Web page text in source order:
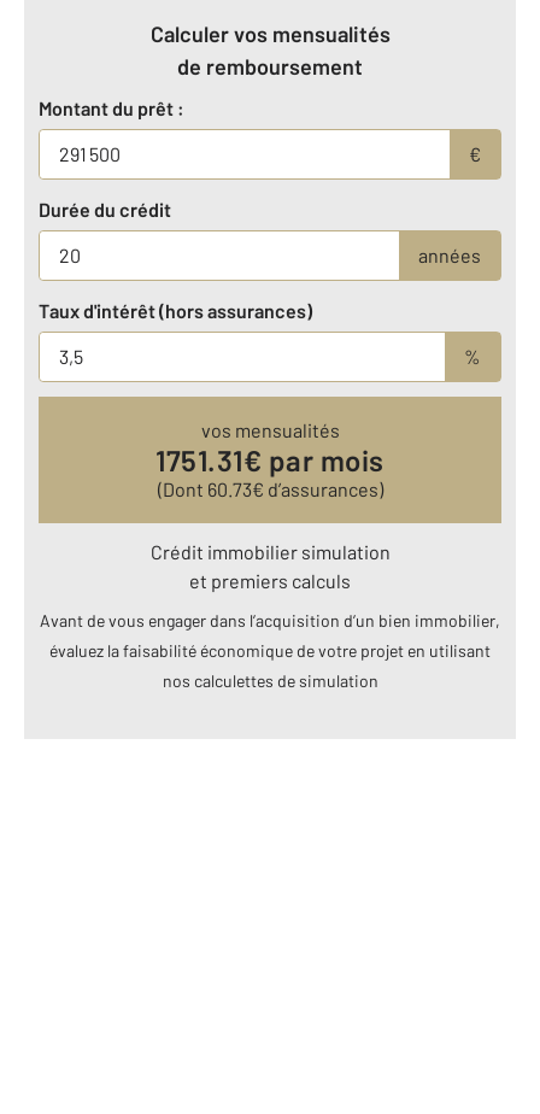
Calculer vos mensualités
de remboursement
Montant du prêt :
€
Durée du crédit
années
Taux d'intérêt (hors assurances)
%
vos mensualités
1751.31€ par mois
(Dont 60.73€ d’assurances)
Crédit immobilier simulation
et premiers calculs
Avant de vous engager dans l’acquisition d’un bien immobilier,
évaluez la faisabilité économique de votre projet en utilisant
nos calculettes de simulation